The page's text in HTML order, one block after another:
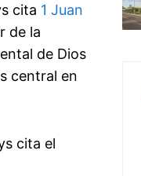
cita 1 Juan
de la
de Dios
central en
cita el